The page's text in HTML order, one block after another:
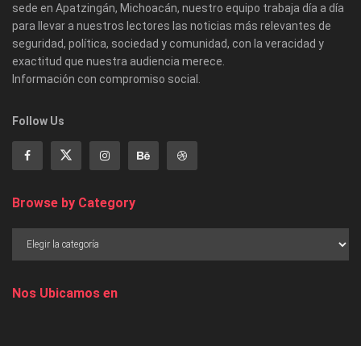
sede en Apatzingán, Michoacán, nuestro equipo trabaja día a día
para llevar a nuestros lectores las noticias más relevantes de
seguridad, política, sociedad y comunidad, con la veracidad y
exactitud que nuestra audiencia merece.
Información con compromiso social.
Follow Us
Browse by Category
Nos Ubicamos en